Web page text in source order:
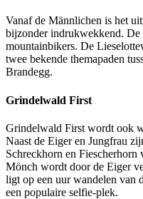
Vanaf de Männlichen is het
bijzonder indrukwekkend.
mountainbikers. De
twee bekende themapaden
Brandegg.
Grindelwald First
Grindelwald First wordt ook
Naast de Eiger en Jungfrau
Schreckhorn en
Mönch wordt door de Eiger
ligt op een uur wandelen
een populaire selfie-plek.